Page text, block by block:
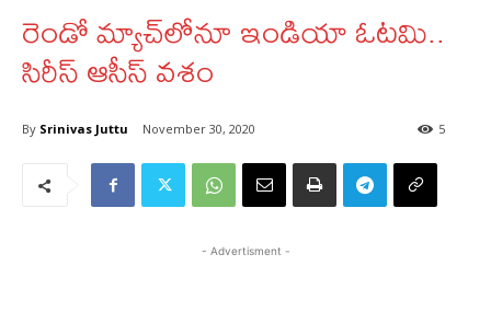
రెండో మ్యాచ్‌లోనూ ఇండియా ఓటమి..
సిరీస్‌ ఆసీస్‌ వశం
By Srinivas Juttu November 30, 2020 5
- Advertisment -